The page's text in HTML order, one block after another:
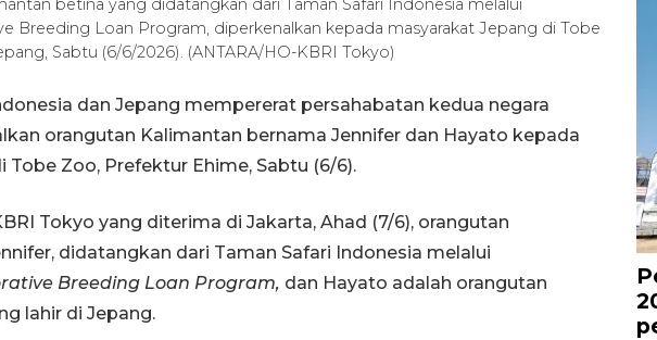
betina yang didatangkan dari Taman Safari Indonesia melalui
Breeding Loan Program, diperkenalkan kepada masyarakat Jepang di Tobe
Sabtu (6/6/2026). (ANTARA/HO-KBRI Tokyo)
dan Jepang mempererat persahabatan kedua negara
orangutan Kalimantan bernama Jennifer dan Hayato kepada
Tobe Zoo, Prefektur Ehime, Sabtu (6/6).
Tokyo yang diterima di Jakarta, Ahad (7/6), orangutan
didatangkan dari Taman Safari Indonesia melalui
Breeding Loan Program, dan Hayato adalah orangutan
lahir di Jepang.